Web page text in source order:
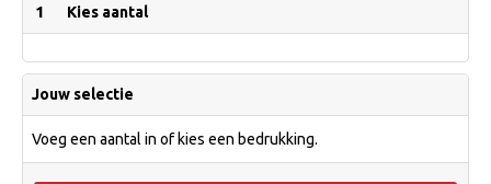
1 Kies aantal
Jouw selectie
Voeg een aantal in of kies een bedrukking.